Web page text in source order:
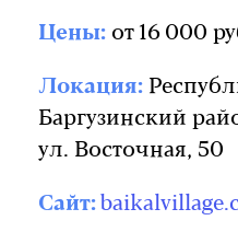
Цены: от 16 000
Локация:
Баргузинский
ул. Восточная, 50
Сайт: